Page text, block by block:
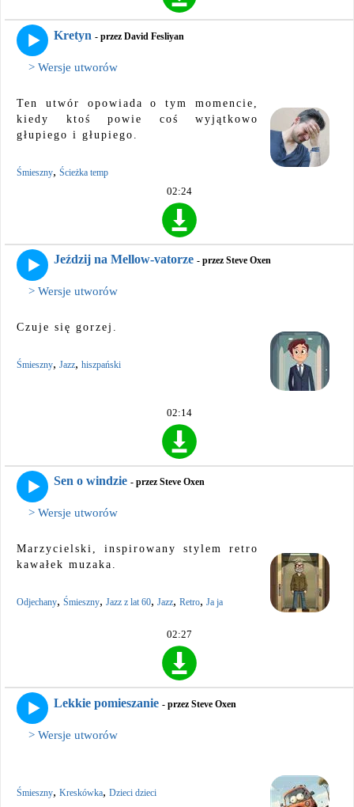
Kretyn - przez David Fesliyan
> Wersje utworów
Ten utwór opowiada o tym momencie,
kiedy ktoś powie coś wyjątkowo
głupiego i głupiego.
Śmieszny, Ścieżka temp
02:24
Jeździj na Mellow-vatorze - przez Steve Oxen
> Wersje utworów
Czuje się gorzej.
Śmieszny, Jazz, hiszpański
02:14
Sen o windzie - przez Steve Oxen
> Wersje utworów
Marzycielski, inspirowany stylem retro
kawałek muzaka.
Odjechany, Śmieszny, Jazz z lat 60, Jazz, Retro, Ja ja
02:27
Lekkie pomieszanie - przez Steve Oxen
> Wersje utworów
Śmieszny, Kreskówka, Dzieci dzieci